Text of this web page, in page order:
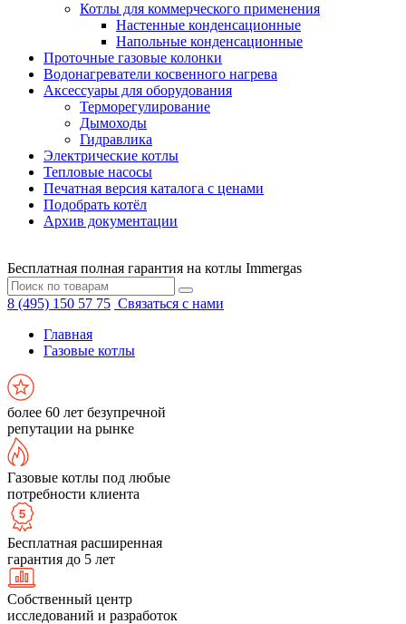
Котлы для коммерческого применения
Настенные конденсационные
Напольные конденсационные
Проточные газовые колонки
Водонагреватели косвенного нагрева
Аксессуары для оборудования
Терморегулирование
Дымоходы
Гидравлика
Электрические котлы
Тепловые насосы
Печатная версия каталога с ценами
Подобрать котёл
Архив документации
Бесплатная полная гарантия на котлы Immergas
8 (495) 150 57 75 Связаться с нами
Главная
Газовые котлы
более 60 лет безупречной
репутации на рынке
Газовые котлы под любые
потребности клиента
Бесплатная расширенная
гарантия до 5 лет
Собственный центр
исследований и разработок